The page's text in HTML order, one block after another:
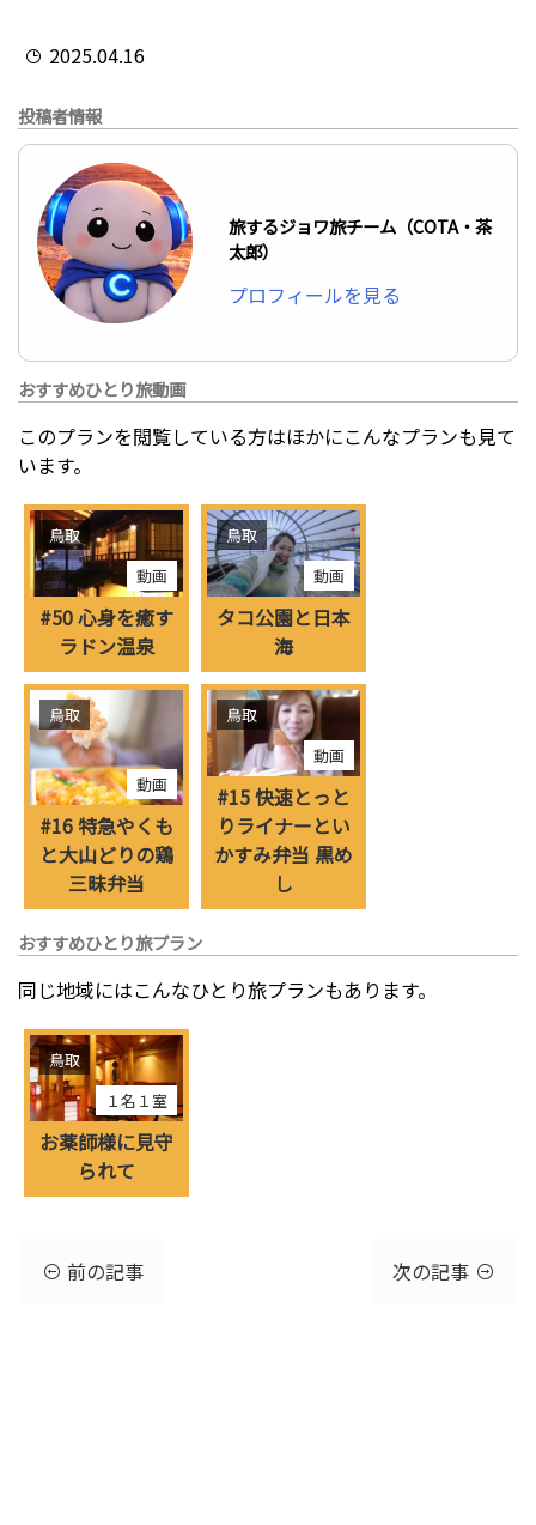
2025.04.16
投稿者情報
旅するジョワ旅チーム（COTA・茶
太郎）
プロフィールを見る
おすすめひとり旅動画
このプランを閲覧している方はほかにこんなプランも見て
います。
動画
鳥取
#50 心身を癒す
ラドン温泉
動画
鳥取
タコ公園と日本
海
動画
鳥取
#16 特急やくも
と大山どりの鶏
三昧弁当
動画
鳥取
#15 快速とっと
りライナーとい
かすみ弁当 黒め
し
おすすめひとり旅プラン
同じ地域にはこんなひとり旅プランもあります。
１名１室
鳥取
お薬師様に見守
られて
前の記事 次の記事